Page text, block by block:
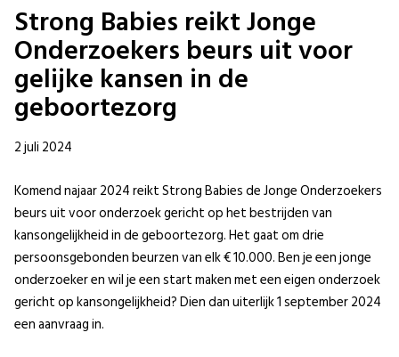
Strong Babies reikt Jonge
Onderzoekers beurs uit voor
gelijke kansen in de
geboortezorg
2 juli 2024
Komend najaar 2024 reikt Strong Babies de Jonge Onderzoekers
beurs uit voor onderzoek gericht op het bestrijden van
kansongelijkheid in de geboortezorg. Het gaat om drie
persoonsgebonden beurzen van elk € 10.000. Ben je een jonge
onderzoeker en wil je een start maken met een eigen onderzoek
gericht op kansongelijkheid? Dien dan uiterlijk 1 september 2024
een aanvraag in.